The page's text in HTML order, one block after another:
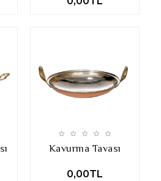
Kavurma Tavası
0,00TL